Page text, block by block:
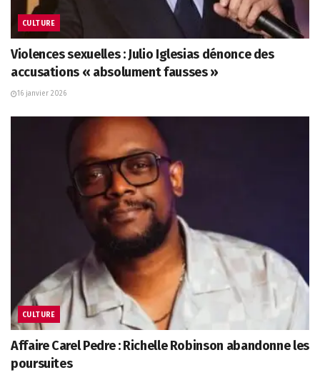
CULTURE
Violences sexuelles : Julio Iglesias dénonce des
accusations « absolument fausses »
16 janvier 2026
CULTURE
Affaire Carel Pedre : Richelle Robinson abandonne les
poursuites